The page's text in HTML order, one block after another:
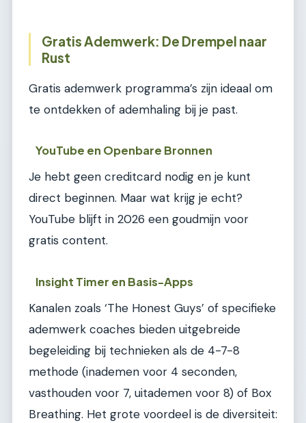
Gratis Ademwerk: De Drempel naar
Rust
Gratis ademwerk programma’s zijn ideaal om
te ontdekken of ademhaling bij je past.
YouTube en Openbare Bronnen
Je hebt geen creditcard nodig en je kunt
direct beginnen. Maar wat krijg je echt?
YouTube blijft in 2026 een goudmijn voor
gratis content.
Insight Timer en Basis-Apps
Kanalen zoals ‘The Honest Guys’ of specifieke
ademwerk coaches bieden uitgebreide
begeleiding bij technieken als de 4-7-8
methode (inademen voor 4 seconden,
vasthouden voor 7, uitademen voor 8) of Box
Breathing. Het grote voordeel is de diversiteit: